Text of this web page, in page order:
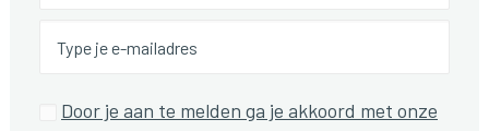
Door je aan te melden ga je akkoord met onze